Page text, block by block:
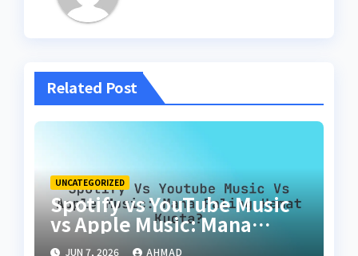
Related Post
UNCATEGORIZED
Spotify vs YouTube Music
vs Apple Music: Mana
Paling Hemat Kuota?
JUN 7, 2026 AHMAD